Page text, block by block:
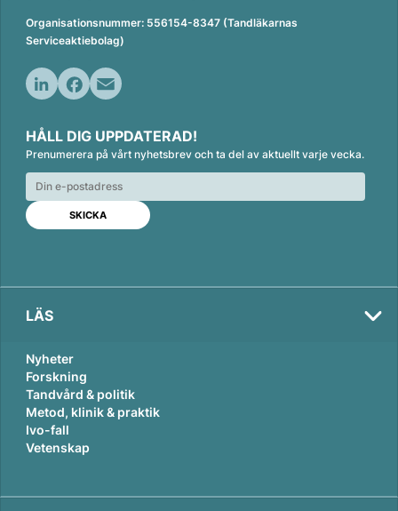
Organisationsnummer: 556154-8347 (Tandläkarnas
Serviceaktiebolag)
n
k
e
d
n
c
e
b
o
o
k
a
i
l
HÅLL DIG UPPDATERAD!
Prenumerera på vårt nyhetsbrev och ta del av aktuellt varje vecka.
LÄS
Nyheter
Forskning
Tandvård & politik
Metod, klinik & praktik
Ivo-fall
Vetenskap